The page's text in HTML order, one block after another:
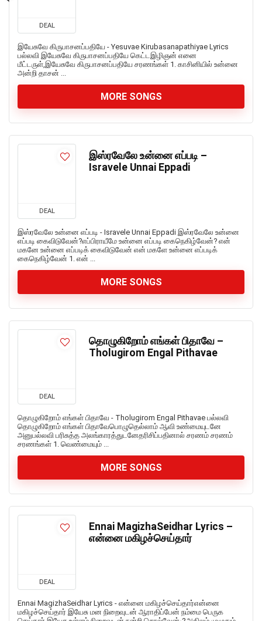
DEAL
இயேசுவே கிருபாசனப்பதியே - Yesuvae Kirubasanapathiyae Lyrics
பல்லவி இயேசுவே கிருபாசனப்பதியே கெட்டஇழிஞன் எனை
மீட்டருள்,இயேசுவே கிருபாசனப்பதியே சரணங்கள் 1. காசினியில் உன்னை
அன்றி தாசன் ...
MORE SONGS
DEAL
இஸ்ரவேலே உன்னை எப்படி –
Isravele Unnai Eppadi
இஸ்ரவேலே உன்னை எப்படி - Isravele Unnai Eppadi இஸ்ரவேலே உன்னை
எப்படி கைவிடுவேன்?எப்பிராயீமே உன்னை எப்படி கைநெகிழ்வேன்? என்
மகனே உன்னை எப்படிக் கைவிடுவேன் என் மகளே உன்னை எப்படிக்
கைநெகிழ்வேன் 1. என் ...
MORE SONGS
DEAL
தொழுகிறோம் எங்கள் பிதாவே –
Tholugirom Engal Pithavae
தொழுகிறோம் எங்கள் பிதாவே - Tholugirom Engal Pithavae பல்லவி
தொழுகிறோம் எங்கள் பிதாவேபொழுதெல்லாம் ஆவி உண்மையுடனே
அனுபல்லவி பரிசுத்த அலங்காரத்துடனேதரிசிப்பதினால் சரணம் சரணம்
சரணங்கள் 1. வெண்மையும் ...
MORE SONGS
DEAL
Ennai MagizhaSeidhar Lyrics –
என்னை மகிழச்செய்தார்
Ennai MagizhaSeidhar Lyrics - என்னை மகிழச்செய்தார்என்னை
மகிழச்செய்தார் இயேசு மன நிறைவுடன் ஆராதிப்பேன் நம்மை பெருக